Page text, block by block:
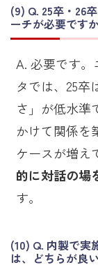
Q. 25卒・26
ーチが必要です
A. 必要です。
タでは、25卒
さ」が低水準
かけて関係を
ケースが増え
的に対話の場
す。
Q. 内製で実
は、どちらが良